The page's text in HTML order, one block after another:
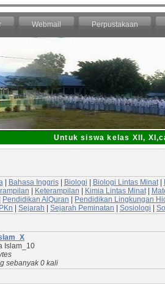
Webmail Perpustakaan
Untuk siswa kelas XII,
| Bahasa Inggris| Biologi | Biologi Lintas Minat|
| Keterampilan | Kimia Lintas Minat|
Pendidikan AlQuran | Pendidikan Lingkungan
| Sejarah | Sejarah Peminatan | Sosiologi |
Islam_10
sebanyak 0 kali